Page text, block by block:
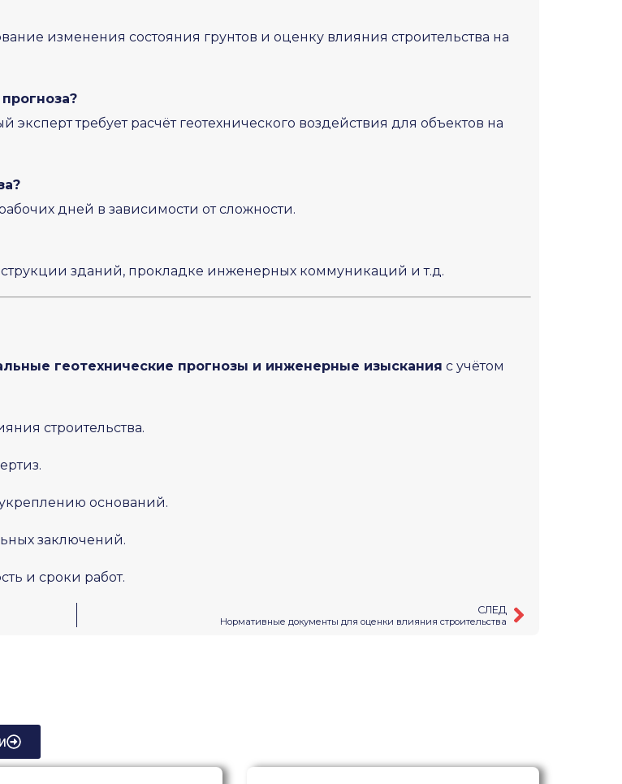
изменения состояния грунтов и оценку влияния строительства на
требует расчёт геотехнического воздействия для объектов на
дней в зависимости от сложности.
зданий, прокладке инженерных коммуникаций и т.д.
геотехнические прогнозы и инженерные изыскания с учётом
строительства.
оснований.
заключений.
и сроки работ.
СЛЕД
Нормативные документы для оценки влияния строительства